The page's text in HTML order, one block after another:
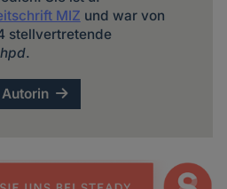
MIZ und war von
stellvertretende
hpd.